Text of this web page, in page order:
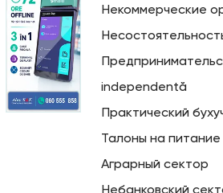
Некоммерческие
independentă
Практический
Талоны на питание
Аграрный сектор
Небанковский